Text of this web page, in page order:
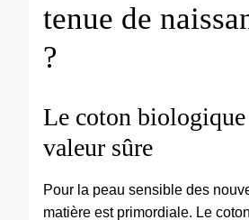
tenue de
?
Le coton
valeur sûre
Pour la peau sensible des
matière est primordiale. Le